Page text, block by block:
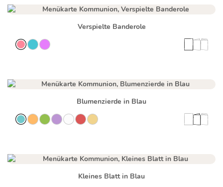
Verspielte Banderole
Blumenzierde in Blau
Kleines Blatt in Blau